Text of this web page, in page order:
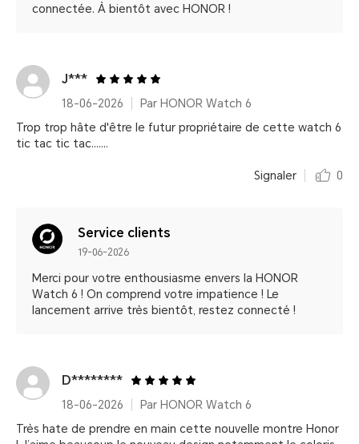
connectée. À bientôt avec HONOR !
J***
18-06-2026
Par HONOR Watch 6
Trop trop hâte d'être le futur propriétaire de cette watch 6
tic tac tic tac.......
Signaler 0
Service clients
19-06-2026
Merci pour votre enthousiasme envers la HONOR
Watch 6 ! On comprend votre impatience ! Le
lancement arrive très bientôt, restez connecté !
D********
18-06-2026
Par HONOR Watch 6
Très hate de prendre en main cette nouvelle montre Honor